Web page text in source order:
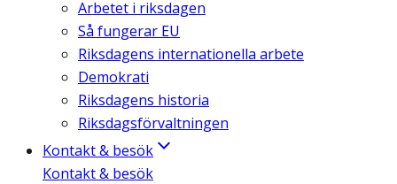
Arbetet i riksdagen
Så fungerar EU
Riksdagens internationella arbete
Demokrati
Riksdagens historia
Riksdagsförvaltningen
Kontakt & besök
Kontakt & besök